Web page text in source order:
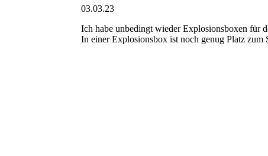
03.03.23
Ich habe unbedingt wieder Explosionsboxen für
In einer Explosionsbox ist noch genug Platz zum